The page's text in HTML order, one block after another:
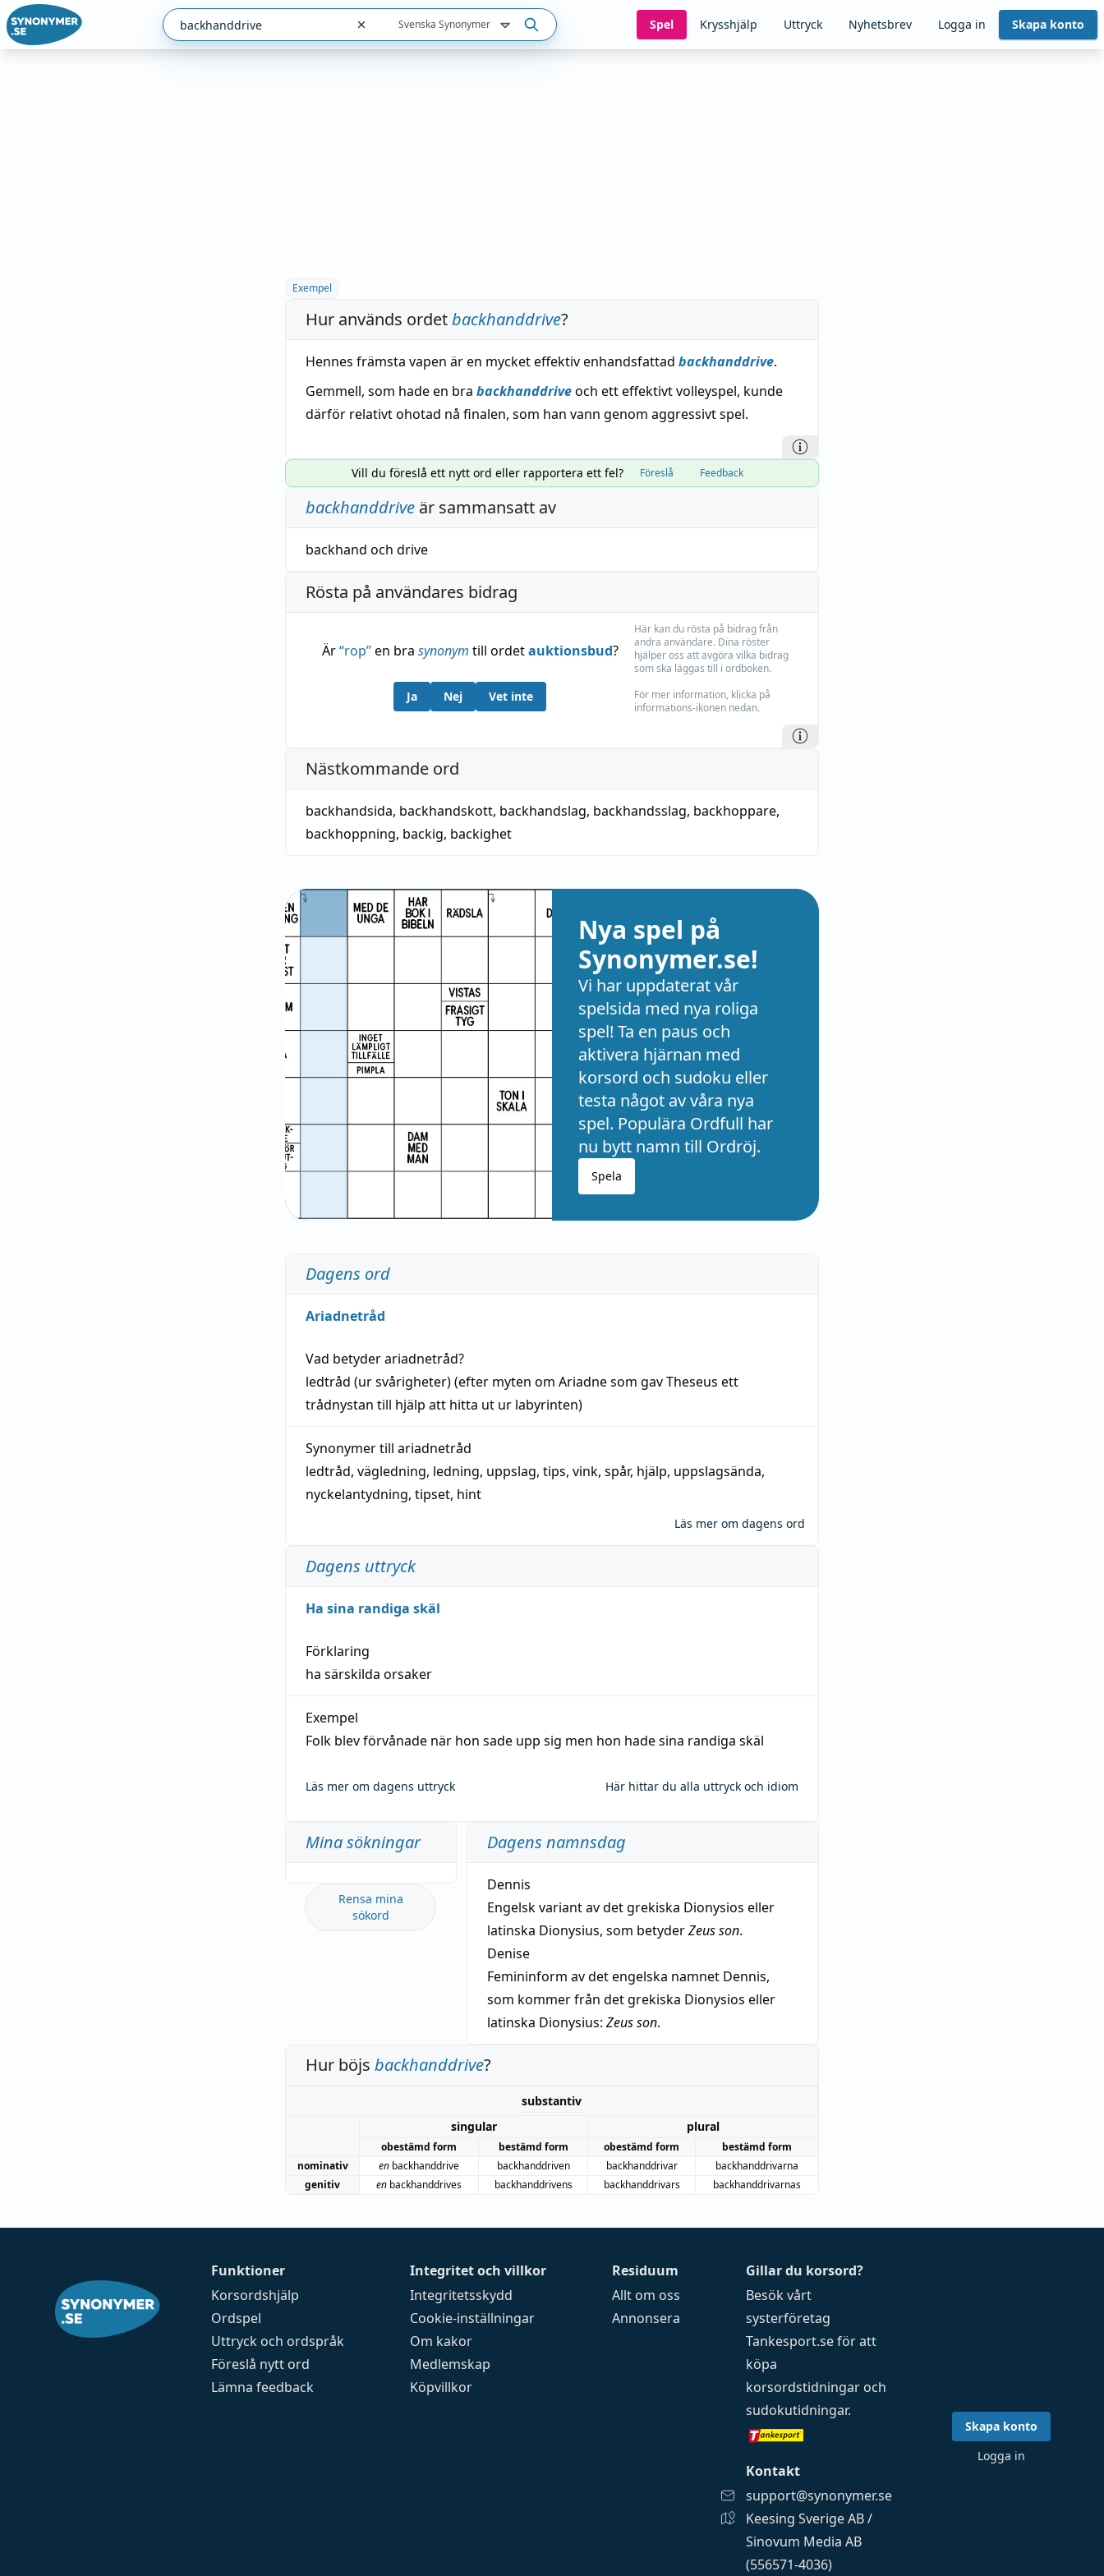
Svenska Synonymer Spel Krysshjälp Uttryck Nyhetsbrev Logga in Skapa konto
Exempel
Hur används ordetbackhanddrive?
Hennes främsta vapen är en mycket effektiv enhandsfattad backhanddrive.
Gemmell, som hade en bra backhanddriveoch ett effektivt volleyspel, kunde
därför relativt ohotad nå finalen, som han vann genom aggressivt spel.
Vill du föreslå ett nytt ord eller rapportera ett fel? Föreslå Feedback
backhanddrive är sammansatt av
backhand och drive
Rösta på användares bidrag
Är“rop”en bra synonym till ordetauktionsbud?
Ja Nej Vet inte
Här kan du rösta på bidrag från
andra användare. Dina röster
hjälper oss att avgöra vilka bidrag
som ska läggas till i ordboken.
För mer information, klicka på
informations-ikonen nedan.
Nästkommande ord
backhandsida, backhandskott, backhandslag, backhandsslag, backhoppare,
backhoppning, backig, backighet
Nya spel på
Synonymer.se!
Vi har uppdaterat vår
spelsida med nya roliga
spel! Ta en paus och
aktivera hjärnan med
korsord och sudoku eller
testa något av våra nya
spel. Populära Ordfull har
nu bytt namn till Ordröj.
Spela
Dagens ord
Ariadnetråd
Vad betyderariadnetråd?
ledtråd (ur svårigheter) (efter myten om Ariadne som gav Theseus ett
trådnystan till hjälp att hitta ut ur labyrinten)
Synonymer till ariadnetråd
ledtråd, vägledning, ledning, uppslag, tips, vink, spår, hjälp, uppslagsända,
nyckelantydning, tipset, hint
Läs mer om dagens ord
Dagens uttryck
Ha sina randiga skäl
Förklaring
ha särskilda orsaker
Exempel
Folk blev förvånade när hon sade upp sig men hon hade sina randiga skäl
Läs mer om dagens uttryck Här hittar du alla uttryck och idiom
Mina sökningar
Rensa mina
sökord
Dagens namnsdag
Dennis
Engelsk variant av det grekiska Dionysios eller
latinska Dionysius, som betyderZeus son.
Denise
Femininform av det engelska namnet Dennis,
som kommer från det grekiska Dionysios eller
latinska Dionysius: Zeus son.
Hur böjs backhanddrive?
substantiv
singular
plural
obestämd form bestämd form obestämd form
bestämd form
nominativ
en backhanddrive backhanddriven backhanddrivar
backhanddrivarna
genitiv
en backhanddrives backhanddrivens backhanddrivars backhanddrivarnas
Funktioner
Korsordshjälp
Ordspel
Uttryck och ordspråk
Föreslå nytt ord
Lämna feedback
Integritet och villkor
Integritetsskydd
Cookie-inställningar
Om kakor
Medlemskap
Köpvillkor
Residuum
Allt om oss
Annonsera
Gillar du korsord?
Besök vårt
systerföretag
Tankesport.seför att
köpa
korsordstidningar och
sudokutidningar.
Kontakt
support@synonymer.se
Keesing Sverige AB /
Sinovum Media AB
(556571-4036)
Skapa konto
Logga in